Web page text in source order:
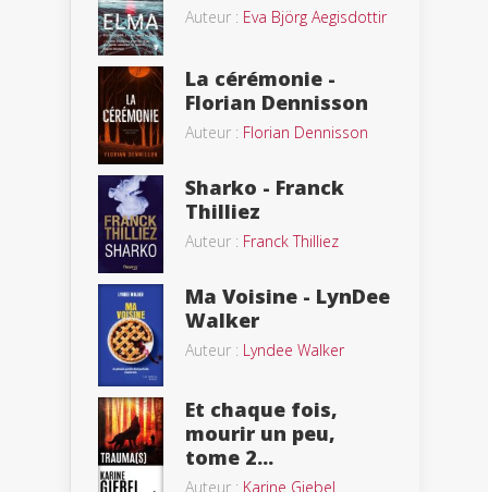
Auteur : Eva Björg Aegisdottir
La cérémonie -
Florian Dennisson
Auteur : Florian Dennisson
Sharko - Franck
Thilliez
Auteur : Franck Thilliez
Ma Voisine - LynDee
Walker
Auteur : Lyndee Walker
Et chaque fois,
mourir un peu,
tome 2...
Auteur : Karine Giebel